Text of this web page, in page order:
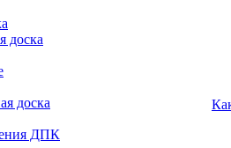
доска
доска
ДПК